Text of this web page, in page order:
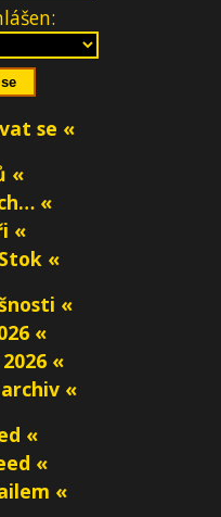
se «
«
«
«
«
«
«
«
«
«
«
«